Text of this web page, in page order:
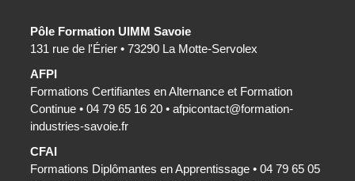
Pôle Formation UIMM Savoie
131 rue de l'Érier • 73290 La Motte-Servolex
AFPI
Formations Certifiantes en Alternance et Formation
Continue • 04 79 65 16 20 • afpicontact@formation-
industries-savoie.fr
CFAI
Formations Diplômantes en Apprentissage • 04 79 65 05